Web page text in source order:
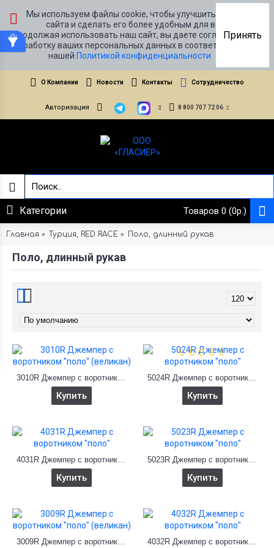
Мы используем файлы cookie, чтобы улучшить работу
сайта и сделать его более удобным для вас.
Продолжая использовать наш сайт, вы даете согласие на
обработку ваших персональных данных в соответствии с
нашей Политикой конфиденциальности
Принять
О Компании Новости Контакты Сотрудничество
Авторизация 8 800 707 72 06
Товаров 0 (0р.)
Категории
Главная Турция, RED RACE Поло, длинный рукав
Поло, длинный рукав
3010R Джемпер с воротником "поло" (великан)
Купить
5024R Джемпер с воротником "поло"
Купить
4031R Джемпер с воротником "поло"
Купить
5023R Джемпер с воротником "поло"
Купить
3009R Джемпер с воротником "поло" (великан) 4032R Джемпер с воротником "поло"